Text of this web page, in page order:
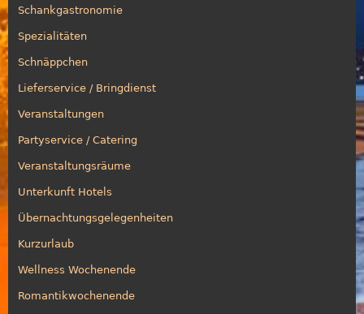
Schankgastronomie
Spezialitäten
Schnäppchen
Lieferservice / Bringdienst
Veranstaltungen
Partyservice / Catering
Veranstaltungsräume
Unterkunft Hotels
Übernachtungsgelegenheiten
Kurzurlaub
Wellness Wochenende
Romantikwochenende